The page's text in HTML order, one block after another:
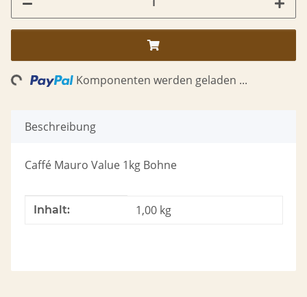
Komponenten werden geladen ...
Beschreibung
Caffé Mauro Value 1kg Bohne
Produkteigenschaft
Wert
Inhalt: 1,00 kg